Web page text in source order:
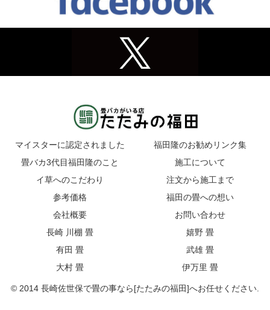
マイスターに認定されました
福田隆のお勧めリンク集
畳バカ3代目福田隆のこと
施工について
イ草へのこだわり
注文から施工まで
参考価格
福田の畳への想い
会社概要
お問い合わせ
長崎 川棚 畳
嬉野 畳
有田 畳
武雄 畳
大村 畳
伊万里 畳
© 2014 長崎佐世保で畳の事なら[たたみの福田]へお任せください.